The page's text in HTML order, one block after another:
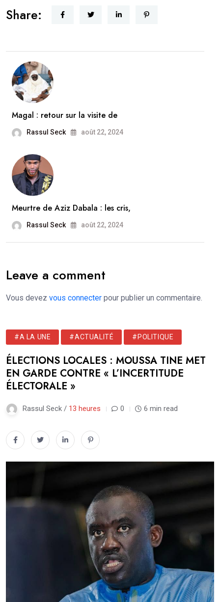
Share:
Magal : retour sur la visite de
Rassul Seck août 22, 2024
Meurtre de Aziz Dabala : les cris,
Rassul Seck août 22, 2024
Leave a comment
Vous devez vous connecter pour publier un commentaire.
#A LA UNE #ACTUALITÉ #POLITIQUE
ÉLECTIONS LOCALES : MOUSSA TINE MET
EN GARDE CONTRE « L’INCERTITUDE
ÉLECTORALE »
Rassul Seck / 13 heures 0 6 min read